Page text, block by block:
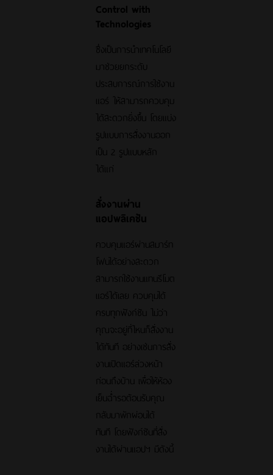
Control with
Technologies
ซึ่งเป็นการนำเทคโนโลยี
มาช่วยยกระดับ
ประสบการณ์การใช้งาน
แอร์ ให้สามารถควบคุม
ได้สะดวกยิ่งขึ้น โดยแบ่ง
รูปแบบการสั่งงานออก
เป็น 2 รูปแบบหลัก
ได้แก่
สั่งงานผ่าน
แอปพลิเคชัน
ควบคุมแอร์ผ่านสมาร์ท
โฟนได้อย่างสะดวก
สามารถใช้งานแทนรีโมต
แอร์ได้เลย ควบคุมได้
ครบทุกฟังก์ชัน ไม่ว่า
คุณจะอยู่ที่ไหนก็สั่งงาน
ได้ทันที อย่างเช่นการสั่ง
งานเปิดแอร์ล่วงหน้า
ก่อนถึงบ้าน เพื่อให้ห้อง
เย็นฉ่ำรอต้อนรับคุณ
กลับมาพักผ่อนได้
ทันที โดยฟังก์ชันที่สั่ง
งานได้ผ่านแอปฯ มีดังนี้